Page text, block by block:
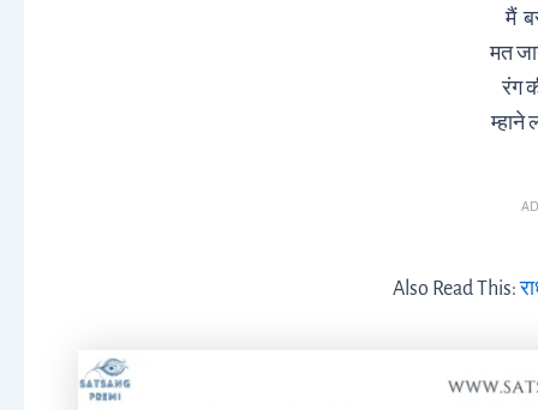
मैं
मत
रंग
म्हाने
Also Read This: